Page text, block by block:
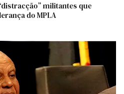
militantes que
do MPLA